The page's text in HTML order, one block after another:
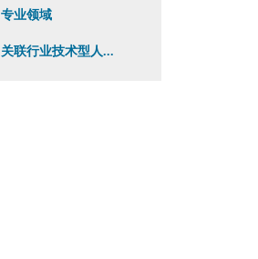
专业领域
关联行业技术型人...